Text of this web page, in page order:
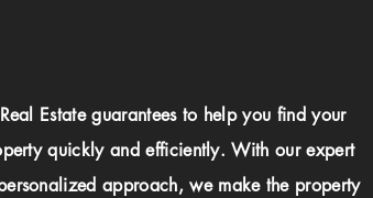
Estate guarantees to help you find your
quickly and efficiently. With our expert
approach, we make the property